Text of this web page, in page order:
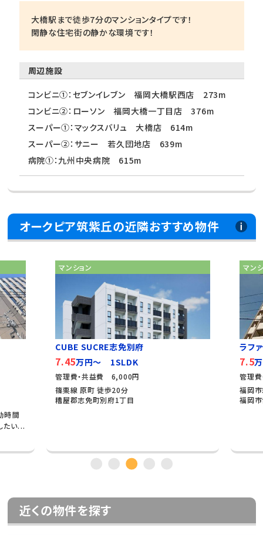
大橋駅まで徒歩7分のマンションタイプです！
閑静な住宅街の静かな環境です！
周辺施設
コンビニ①：セブンイレブン 福岡大橋駅西店 273m
コンビニ②：ローソン 福岡大橋一丁目店 376m
スーパー①：マックスバリュ 大橋店 614m
スーパー②：サニー 若久団地店 639m
病院①：九州中央病院 615m
オークピア筑紫丘の近隣おすすめ物件
時間
たい...
マンション
CUBE SUCRE志免別府
7.45万円～ 1SLDK
管理費・共益費 6,000円
篠栗線 原町 徒歩20分
糟屋郡志免町別府1丁目
マン
ラフ
7.5
管理
福岡
福岡
近くの物件を探す